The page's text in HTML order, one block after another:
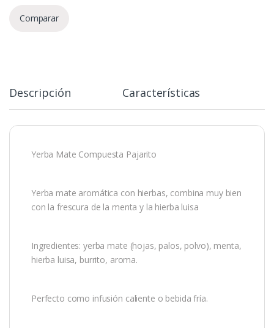
Comparar
Descripción Características
Yerba Mate Compuesta Pajarito
Yerba mate aromática con hierbas, combina muy bien
con la frescura de la menta y la hierba luisa
Ingredientes: yerba mate (hojas, palos, polvo), menta,
hierba luisa, burrito, aroma.
Perfecto como infusión caliente o bebida fría.